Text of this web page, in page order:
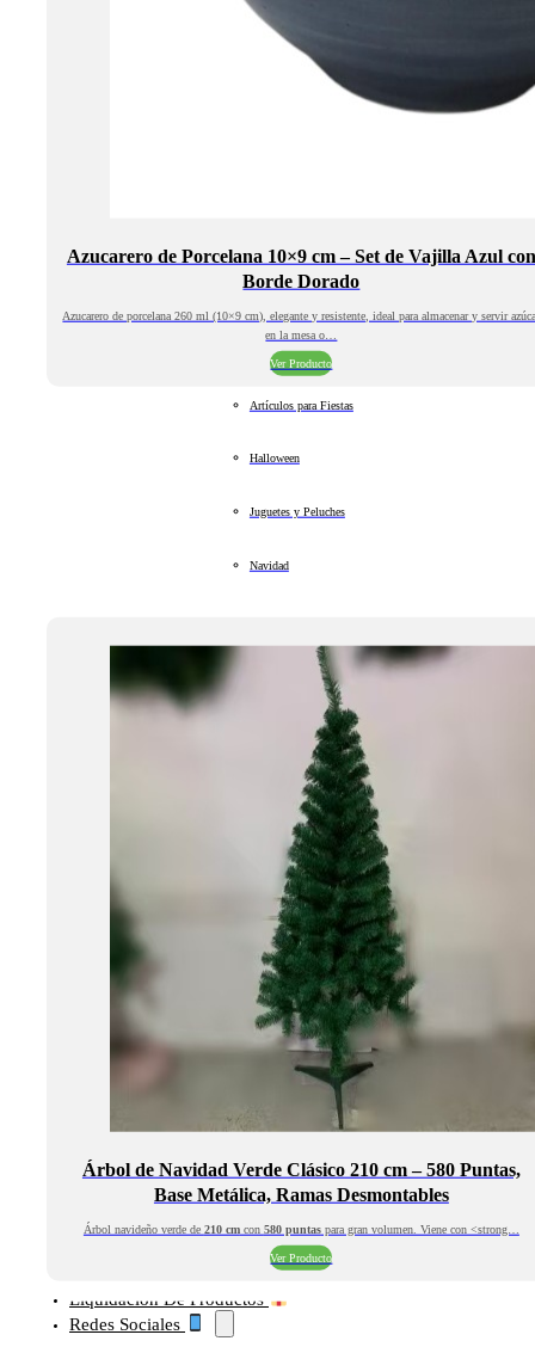
Azucarero de Porcelana 10×9 cm – Set de Vajilla Azul con
Borde Dorado
Azucarero de porcelana 260 ml (10×9 cm), elegante y resistente, ideal para almacenar y servir
en la mesa o…
Ver Producto
Artículos para Fiestas
Halloween
Juguetes y Peluches
Navidad
Árbol de Navidad Verde Clásico 210 cm – 580 Puntas,
Base Metálica, Ramas Desmontables
Árbol navideño verde de 210 cmcon 580 puntaspara gran volumen. Viene con <strong…
Ver Producto
Liquidación De Productos
Redes Sociales